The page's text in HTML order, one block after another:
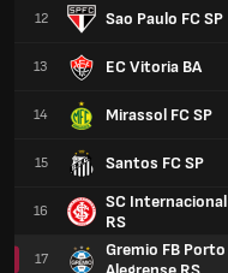
12 Sao Paulo FC SP
13 EC Vitoria BA
14 Mirassol FC SP
15 Santos FC SP
16
SC Internacional
RS
17
Gremio FB Porto